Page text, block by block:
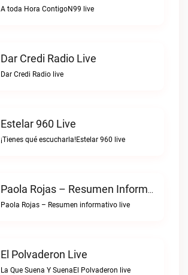
A toda Hora ContigoN99 live
Dar Credi Radio Live
Dar Credi Radio live
Estelar 960 Live
¡Tienes qué escucharla!Estelar 960 live
Paola Rojas – Resumen Informativo Live
Paola Rojas – Resumen informativo live
El Polvaderon Live
La Que Suena Y SuenaEl Polvaderon live